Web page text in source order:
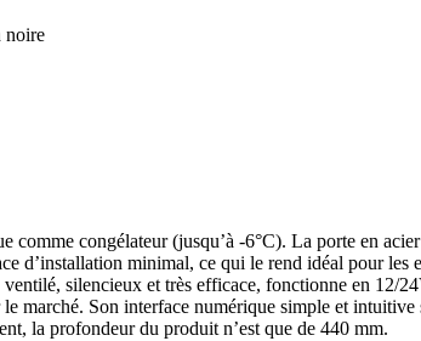
noire
congélateur (jusqu’à -6°C). La porte en
d’installation minimal, ce qui le rend idéal pour
silencieux et très efficace, fonctionne en 12/
Son interface numérique simple et intuitive
la profondeur du produit n’est que de 440 mm.